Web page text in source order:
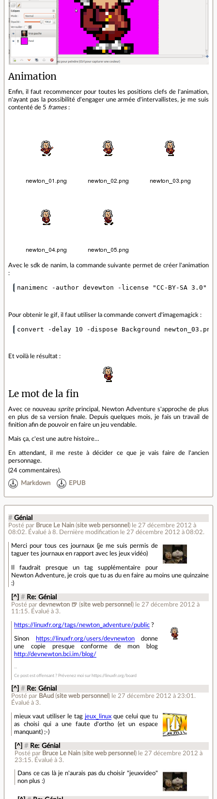
Animation
Enfin, il faut recommencer pour toutes les positions clefs de l'animation,
n'ayant pas la possibilité d'engager une armée d'intervallistes, je me suis
contenté de 5 frames:
Avec le sdk de nanim, la commande suivante permet de créer l'animation
:
Pour obtenir le gif, il faut utiliser la commande convert d'imagemagick :
Et voilà le résultat :
Le mot de la fin
Avec ce nouveau spriteprincipal, Newton Adventure s'approche de plus
en plus de sa version finale. Depuis quelques mois, je fais un travail de
finition afin de pouvoir en faire un jeu vendable.
Mais ça, c'est une autre histoire…
En attendant, il me reste à décider ce que je vais faire de l'ancien
personnage.
(24 commentaires).
Markdown EPUB
# Génial
Posté par Bruce Le Nain (site web personnel ) le 27 décembre 2012 à
08:02. Évalué à 8. Dernière modification le 27 décembre 2012 à 08:02.
Merci pour tous ces journaux (je me suis permis de
taguer tes journaux en rapport avec les jeux vidéo)
Il faudrait presque un tag supplémentaire pour
Newton Adventure, je crois que tu as du en faire au moins une quinzaine
:)
[^] # Re: Génial
Posté pardevnewton 🍺 (site web personnel ) le 27 décembre 2012 à
11:15. Évalué à 3.
https://linuxfr.org/tags/newton_adventure/public ?
Sinon https://linuxfr.org/users/devnewtondonne
une copie presque conforme de mon blog
http://devnewton.bci.im/blog/
Ce post est offensant ? Prévenez moi sur https://linuxfr.org/board
[^] # Re: Génial
Posté par BAud (site web personnel ) le 27 décembre 2012 à 23:01 .
Évalué à 3.
mieux vaut utiliser le tagjeux_linux que celui que tu
as choisi qui a une faute d'ortho (et un espace
manquant) ;-)
[^] # Re: Génial
Posté par Bruce Le Nain(site web personnel ) le 27 décembre 2012 à
23:15. Évalué à 3.
Dans ce cas là je n'aurais pas du choisir "jeuxvideo"
non plus :)